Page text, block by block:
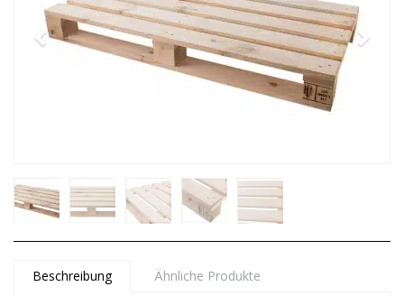
Beschreibung Ähnliche Produkte